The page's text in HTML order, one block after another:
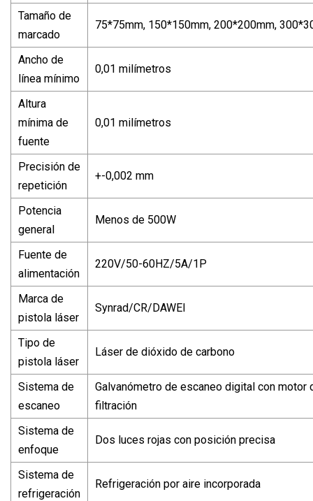
Tamaño de
marcado
75*75mm, 150*150mm, 200*200mm,
Ancho de
línea mínimo
0,01 milímetros
Altura
mínima de
fuente
0,01 milímetros
Precisión de
repetición
+-0,002 mm
Potencia
general
Menos de 500W
Fuente de
alimentación
220V/50-60HZ/5A/1P
Marca de
pistola láser
Synrad/CR/DAWEI
Tipo de
pistola láser
Láser de dióxido de carbono
Sistema de
escaneo
Galvanómetro de escaneo digital con motor
filtración
Sistema de
enfoque
Dos luces rojas con posición precisa
Sistema de
refrigeración
Refrigeración por aire incorporada